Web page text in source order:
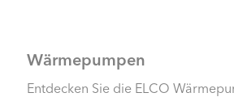
Wärmepumpen
Entdecken Sie die ELCO